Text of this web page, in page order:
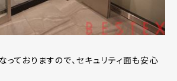
っておりますので、セキュリティ面も安心